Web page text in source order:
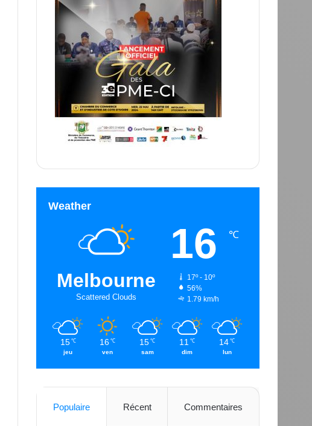
Weather
Melbourne
Scattered Clouds
16 ℃
17º - 10º
56%
1.79 km/h
15 ℃
jeu
16 ℃
ven
15 ℃
sam
11 ℃
dim
14 ℃
lun
Populaire Récent Commentaires